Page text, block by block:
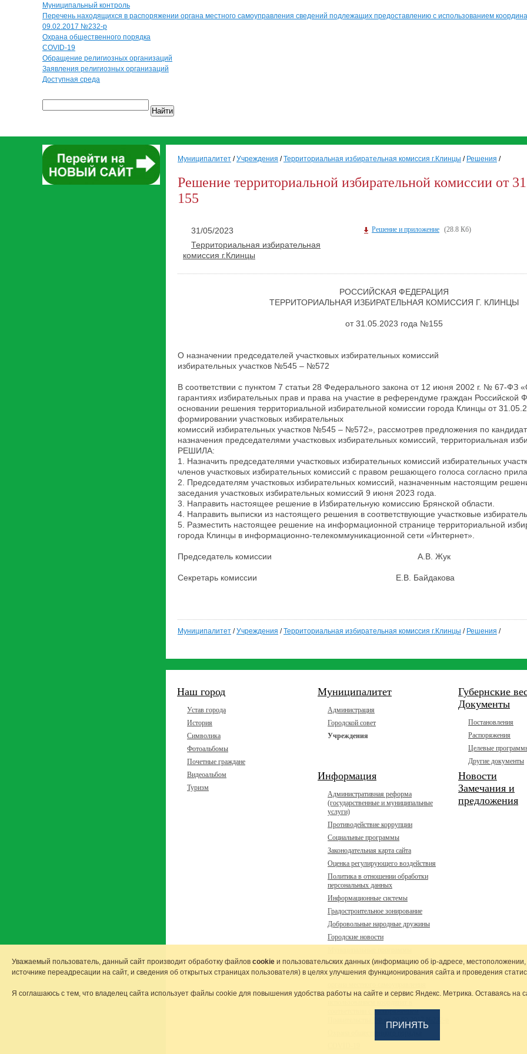
Муниципальный контроль
Перечень находящихся в распоряжении органа местного самоуправления сведений подлежащих предоставлению с использованием
09.02.2017 №232-р
Охрана общественного порядка
COVID-19
Обращение религиозных организаций
Заявления религиозных организаций
Доступная среда
Найти
Муниципалитет /Учреждения /Территориальная избирательная комиссия г.Клинцы / Решения /
Решение территориальной избирательной комиссии от
155
31/05/2023
Территориальная избирательная
комиссия г.Клинцы
Решение и приложение (28.8 Кб)
РОССИЙСКАЯ ФЕДЕРАЦИЯ
ТЕРРИТОРИАЛЬНАЯ ИЗБИРАТЕЛЬНАЯ КОМИССИЯ Г. КЛИНЦЫ
от 31.05.2023 года №155
О назначении председателей участковых избирательных комиссий
избирательных участков №545 – №572
В соответствии с пунктом 7 статьи 28 Федерального закона от 12 июня 2002 г. № 67-ФЗ
гарантиях избирательных прав и права на участие в референдуме граждан Российской
основании решения территориальной избирательной комиссии города Клинцы от
формировании участковых избирательных
комиссий избирательных участков №545 – №572», рассмотрев предложения по
назначения председателями участковых избирательных комиссий, территориальная
РЕШИЛА:
1. Назначить председателями участковых избирательных комиссий избирательных
членов участковых избирательных комиссий с правом решающего голоса согласно
2. Председателям участковых избирательных комиссий, назначенным настоящим
заседания участковых избирательных комиссий 9 июня 2023 года.
3. Направить настоящее решение в Избирательную комиссию Брянской области.
4. Направить выписки из настоящего решения в соответствующие участковые
5. Разместить настоящее решение на информационной странице территориальной
города Клинцы в информационно-телекоммуникационной сети «Интернет».
Председатель комиссии А.В. Жук
Секретарь комиссии Е.В. Байдакова
Муниципалитет /Учреждения /Территориальная избирательная комиссия г.Клинцы / Решения /
Наш город
Устав города
История
Символика
Фотоальбомы
Почетные граждане
Видеоальбом
Туризм
Муниципалитет
Администрация
Городской совет
Учреждения
Губернские
Документы
Постановления
Распоряжения
Целевые
Другие документы
Информация
Административная реформа
(государственные и муниципальные
услуги)
Противодействие коррупции
Социальные программы
Законодательная карта сайта
Оценка регулирующего воздействия
Политика в отношении обработки
персональных данных
Информационные системы
Градостроительное зонирование
Добровольные народные дружины
Городские новости
Муниципальный контроль
Перечень находящихся в распоряжении
сведений подлежащих предоставлению с
соответствии с распоряжением
Правительства РФ от 09.02.2017 №232-р
Новости
Замечания и
предложения
Уважаемый пользователь, данный сайт производит обработку файлов cookie и пользовательских данных (информацию об ip-адресе,
источнике переадресации на сайт, и сведения об открытых страницах пользователя) в целях улучшения функционирования сайта и проведения
Я соглашаюсь с тем, что владелец сайта использует файлы cookie для повышения удобства работы на сайте и сервис Яндекс. Метрика. Оставаясь на
ПРИНЯТЬ